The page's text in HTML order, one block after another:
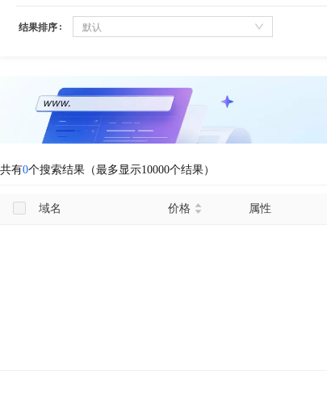
结果排序 默认
共有0个搜索结果（最多显示10000个结果）
域名 价格 属性